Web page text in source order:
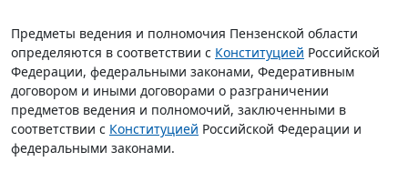
Предметы ведения и полномочия Пензенской области
определяются в соответствии с Конституцией Российской
Федерации, федеральными законами, Федеративным
договором и иными договорами о разграничении
предметов ведения и полномочий, заключенными в
соответствии с Конституцией Российской Федерации и
федеральными законами.